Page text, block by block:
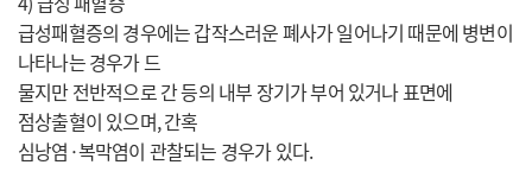
급성패혈증의 경우에는 갑작스러운 폐사가 일어나기 때문에 병변이
나타나는 경우가 드
물지만 전반적으로 간 등의 내부 장기가 부어 있거나 표면에
점상출혈이 있으며, 간혹
심낭염·복막염이 관찰되는 경우가 있다.